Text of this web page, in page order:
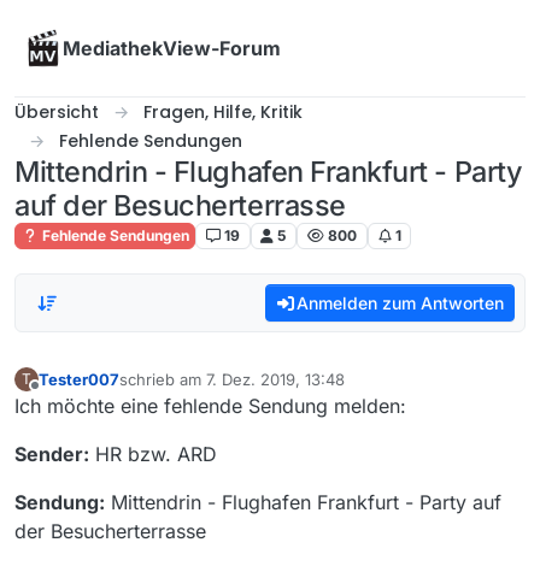
MediathekView-Forum
Übersicht
Fragen, Hilfe, Kritik
Fehlende Sendungen
Mittendrin - Flughafen Frankfurt - Party
auf der Besucherterrasse
Fehlende Sendungen 19 5 800 1
Anmelden zum Antworten
T
Offline
Tester007schrieb am 7. Dez. 2019, 13:48
zuletzt editiert von
Ich möchte eine fehlende Sendung melden:
Sender: HR bzw. ARD
Sendung: Mittendrin - Flughafen Frankfurt - Party auf
der Besucherterrasse